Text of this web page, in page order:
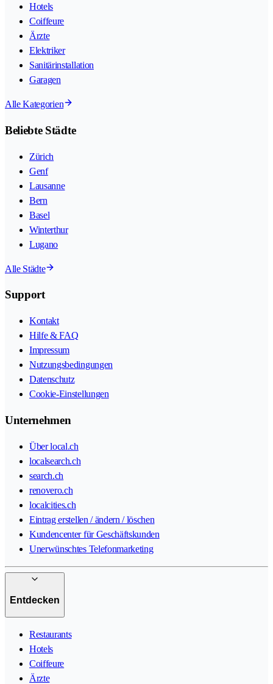
Hotels
Coiffeure
Ärzte
Elektriker
Sanitärinstallation
Garagen
Alle Kategorien
Beliebte Städte
Zürich
Genf
Lausanne
Bern
Basel
Winterthur
Lugano
Alle Städte
Support
Kontakt
Hilfe & FAQ
Impressum
Nutzungsbedingungen
Datenschutz
Cookie-Einstellungen
Unternehmen
Über local.ch
localsearch.ch
search.ch
renovero.ch
localcities.ch
Eintrag erstellen / ändern / löschen
Kundencenter für Geschäftskunden
Unerwünschtes Telefonmarketing
Entdecken
Restaurants
Hotels
Coiffeure
Ärzte